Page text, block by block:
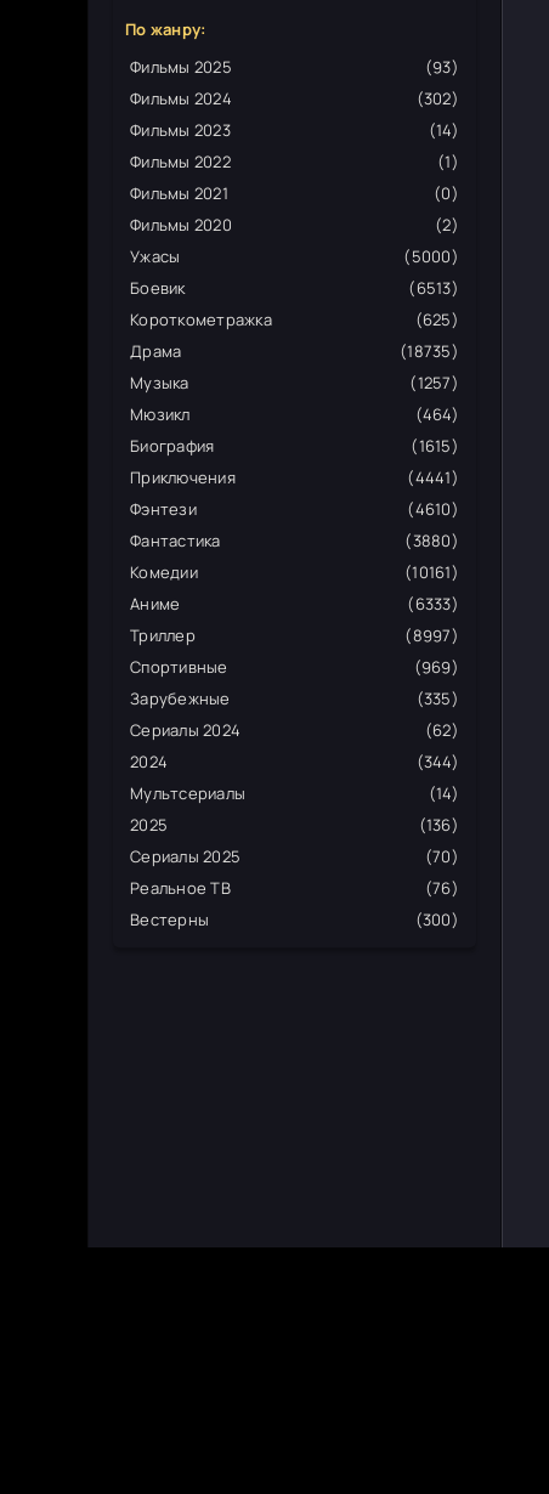
По жанру:
Фильмы 2025
(93)
Фильмы 2024
(302)
Фильмы 2023
(14)
Фильмы 2022
(1)
Фильмы 2021
(0)
Фильмы 2020
(2)
Ужасы
(5000)
Боевик
(6513)
Короткометражка
(625)
Драма
(18735)
Музыка
(1257)
Мюзикл
(464)
Биография
(1615)
Приключения
(4441)
Фэнтези
(4610)
Фантастика
(3880)
Комедии
(10161)
Аниме
(6333)
Триллер
(8997)
Спортивные
(969)
Зарубежные
(335)
Сериалы 2024
(62)
2024
(344)
Мультсериалы
(14)
2025
(136)
Сериалы 2025
(70)
Реальное ТВ
(76)
Вестерны
(300)